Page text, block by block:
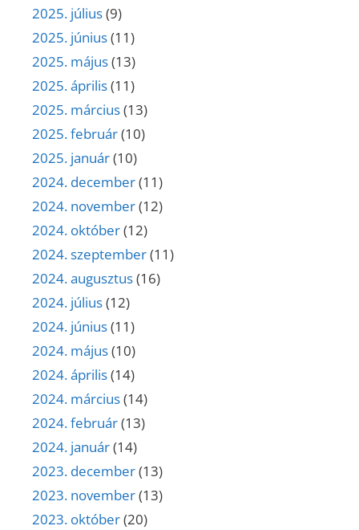
2025. július(9)
2025. június(11)
2025. május(13)
2025. április(11)
2025. március(13)
2025. február(10)
2025. január(10)
2024. december(11)
2024. november(12)
2024. október(12)
2024. szeptember(11)
2024. augusztus(16)
2024. július(12)
2024. június(11)
2024. május(10)
2024. április(14)
2024. március(14)
2024. február(13)
2024. január(14)
2023. december(13)
2023. november(13)
2023. október(20)